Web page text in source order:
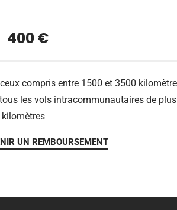
400 €
compris entre 1500 et 3500
les vols intracommunautaires de
UN REMBOURSEMENT